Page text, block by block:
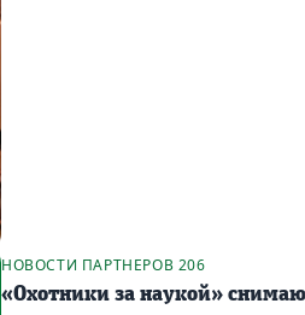
НОВОСТИ ПАРТНЕРОВ 206
«Охотники за наукой»